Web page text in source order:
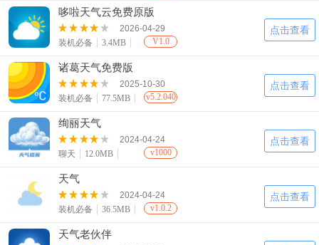
哆啦天气云免费原版
2026-04-29
装机必备
3.4MB V1.0
点击查看
诸葛天气免费版
2025-10-30
装机必备
77.5MB v5.2.040
点击查看
绚丽天气
2024-04-24
聊天
12.0MB v1000
点击查看
天气
2024-04-24
装机必备
36.5MB v1.0.2
点击查看
天气老伙伴